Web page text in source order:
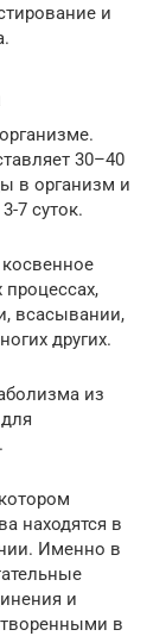
и
30–40
в организм и
7 суток.
всасывании,
других.
из
находятся в
Именно в
и
в